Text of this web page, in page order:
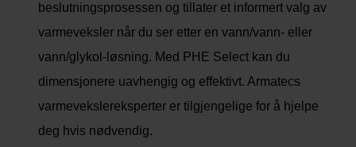
beslutningsprosessen og tillater et informert valg av
varmeveksler når du ser etter en vann/vann- eller
vann/glykol-løsning. Med PHE Select kan du
dimensjonere uavhengig og effektivt. Armatecs
varmevekslereksperter er tilgjengelige for å hjelpe
deg hvis nødvendig.